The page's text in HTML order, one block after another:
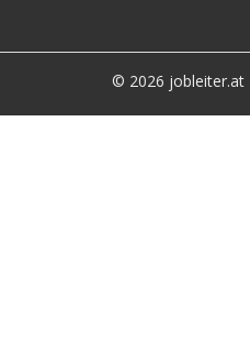
© 2026 jobleiter.at